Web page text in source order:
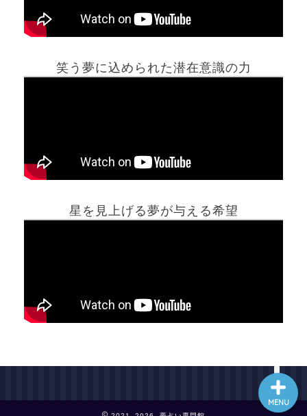
笑う夢に込められた潜在意識の力
星を見上げる夢が与える希望
MENU
ホーム
最新記事動画